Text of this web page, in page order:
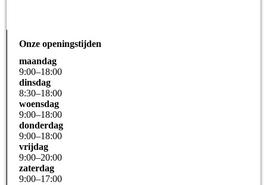
Onze openingstijden
maandag
9:00–18:00
dinsdag
8:30–18:00
woensdag
9:00–18:00
donderdag
9:00–18:00
vrijdag
9:00–20:00
zaterdag
9:00–17:00